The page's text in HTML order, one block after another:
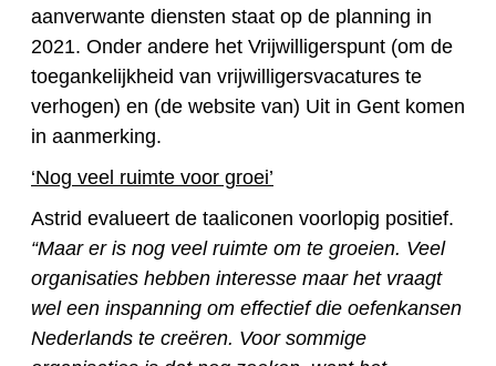
aanverwante diensten staat op de planning in
2021. Onder andere het Vrijwilligerspunt (om de
toegankelijkheid van vrijwilligersvacatures te
verhogen) en (de website van) Uit in Gent komen
in aanmerking.
‘Nog veel ruimte voor groei’
Astrid evalueert de taaliconen voorlopig positief.
“Maar er is nog veel ruimte om te groeien. Veel
organisaties hebben interesse maar het vraagt
wel een inspanning om effectief die oefenkansen
Nederlands te creëren. Voor sommige